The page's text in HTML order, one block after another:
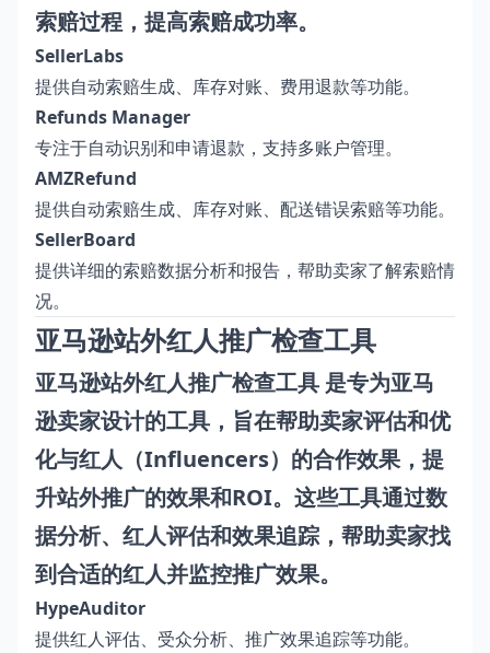
索赔过程，提高索赔成功率。
SellerLabs
提供自动索赔生成、库存对账、费用退款等功能。
Refunds Manager
专注于自动识别和申请退款，支持多账户管理。
AMZRefund
提供自动索赔生成、库存对账、配送错误索赔等功能。
SellerBoard
提供详细的索赔数据分析和报告，帮助卖家了解索赔情
况。
亚马逊站外红人推广检查工具
亚马逊站外红人推广检查工具 是专为亚马
逊卖家设计的工具，旨在帮助卖家评估和优
化与红人（Influencers）的合作效果，提
升站外推广的效果和ROI。这些工具通过数
据分析、红人评估和效果追踪，帮助卖家找
到合适的红人并监控推广效果。
HypeAuditor
提供红人评估、受众分析、推广效果追踪等功能。